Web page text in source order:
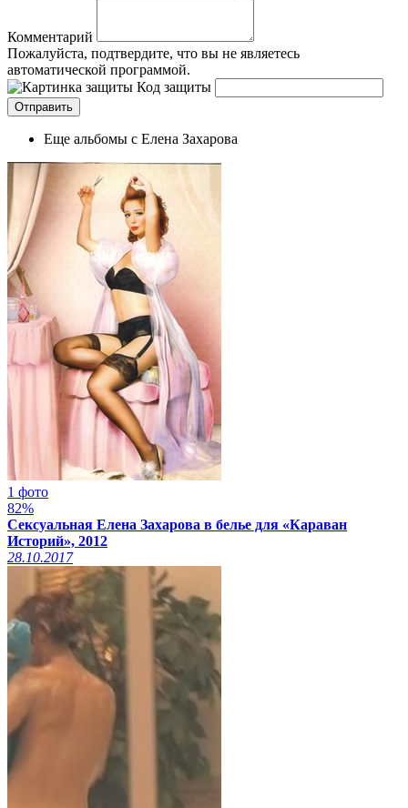
Комментарий
Пожалуйста, подтвердите, что вы не являетесь
автоматической программой.
Код защиты
Еще альбомы с Елена Захарова
1 фото
82%
Сексуальная Елена Захарова в белье для «Караван
Историй», 2012
28.10.2017